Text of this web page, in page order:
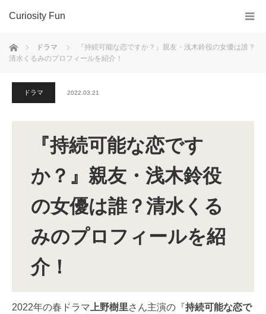
Curiosity Fun
ホーム ドラマ
『持続可能な恋ですか？』親友・浅木鈴役の女優は誰？
清水くるみのプロフィールを紹介！
ドラマ 2022.03.21
『持続可能な恋です
か？』親友・浅木鈴役
の女優は誰？清水くる
みのプロフィールを紹
介！
2022年の春ドラマ 上野樹里さん主演の『持続可能な恋で